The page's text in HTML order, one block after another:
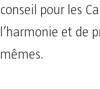
conseil pour les
l’harmonie et de
mêmes.